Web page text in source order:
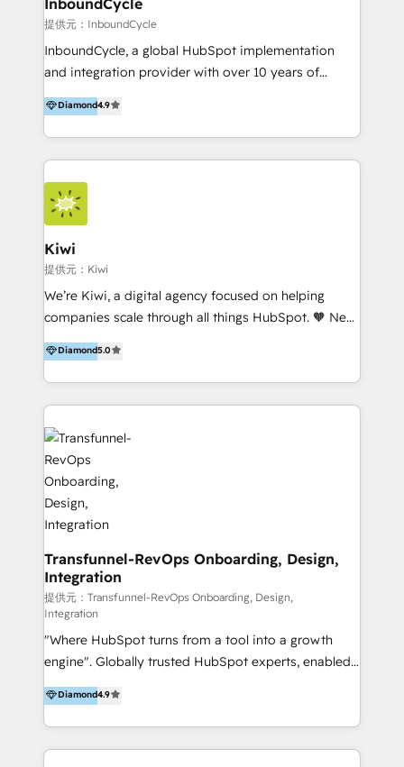
提供元：InboundCycle
InboundCycle, a global HubSpot implementation
and integration provider with over 10 years of
experience, serves businesses in diverse industries.
With offices in Spain, Chile, Mexico, and Brazil, our
team of 100+ professionals deliver multilingual
services to clients in 15 countries. As the first
HubSpot Elite Partner in Latin America and Spain,
we hold numerous accreditations, including CRM
Implementation and Data Migration. Our services
include HubSpot setup and customization,
Marketing Automation, Inbound Marketing, Inbound
Sales, and Account-Based Marketing (ABM). We use
our skills in marketing automation and integrations
By working with InboundCycle, businesses benefit
from our extensive experience and expertise in
and achieve their goals.
Diamond4.9
Kiwi
提供元：Kiwi
We’re Kiwi, a digital agency focused on helping
companies scale through all things HubSpot. 🧡 New
HubSpot user? With 250+ implementations under
our belt, we bring proven expertise in solutions
architecture, onboarding, data migration, CRM builds
and integrations. Long-time HubSpotter? We’ll help
clean up your “hot mess” portal with our HubSpot
Action Plan, then continue support through a digital
marketing retainer. Our fully remote, international
team of HubSpot experts is: + 4x accredited
Diamond partner + Leaders of a HubSpot User
Group AND Community Group for B2B Technology +
Members of HubSpot's Partner Scaled Onboarding
program + Host of "Your HubSpot Helper" videos
on YouTube + Certified as HubSpot Trainers +
Recipients of 150+ certifications from HubSpot
Academy Whether you’re brand new to HubSpot or
using multiple Hubs for years, we’re here to turn
clients into raving fans. Don’t just take our word for
it…check out our growing list of 5-star reviews
below!
Diamond5.0
Transfunnel-RevOps Onboarding, Design,
Integration
提供元：Transfunnel-RevOps Onboarding, Design,
Integration
"Where HubSpot turns from a tool into a growth
engine". Globally trusted HubSpot experts, enabled
1200+ organisations across USA, North America, UK,
Europe, India, Australia, including big enterprise
accounts to startups alike. Transfunnel is known for:
- CUSTOM MARTECH SOLUTIONS - TECHNICAL
Diamond4.9